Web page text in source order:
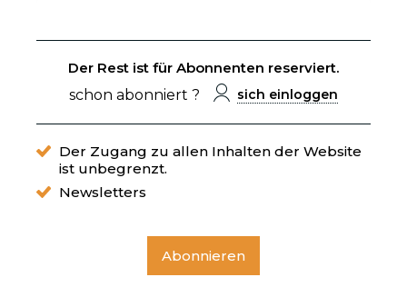
Der Rest ist für Abonnenten reserviert.
schon abonniert ?
sich einloggen
Der Zugang zu allen Inhalten der Website
ist unbegrenzt.
Newsletters
Abonnieren